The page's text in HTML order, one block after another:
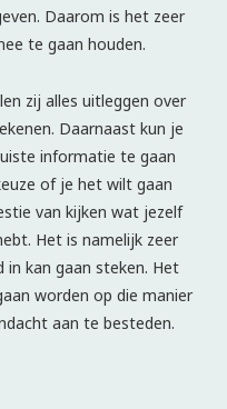
Daarom is het zeer
te gaan houden.
zij alles uitleggen over
Daarnaast kun je
informatie te gaan
of je het wilt gaan
van kijken wat jezelf
Het is namelijk zeer
kan gaan steken. Het
worden op die manier
aan te besteden.